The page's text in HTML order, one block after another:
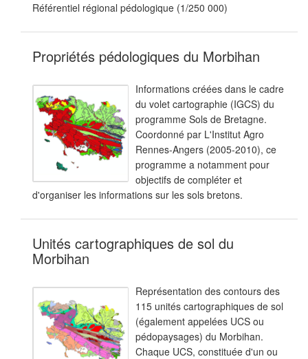
Référentiel régional pédologique (1/250 000)
Propriétés pédologiques du Morbihan
Informations créées dans le cadre
du volet cartographie (IGCS) du
programme Sols de Bretagne.
Coordonné par L'Institut Agro
Rennes-Angers (2005-2010), ce
programme a notamment pour
objectifs de compléter et
d'organiser les informations sur les sols bretons.
Unités cartographiques de sol du
Morbihan
Représentation des contours des
115 unités cartographiques de sol
(également appelées UCS ou
pédopaysages) du Morbihan.
Chaque UCS, constituée d'un ou